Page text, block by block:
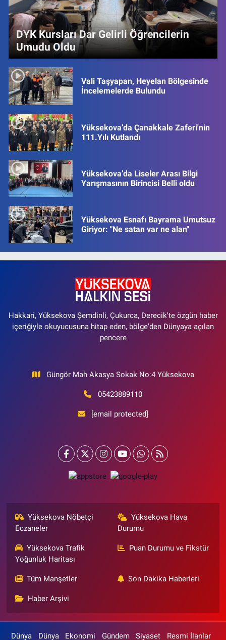
DYK Kursları Dar Gelirli Öğrencilerin
Umudu Oldu
Vali Taşyapan, Heyelan Bölgesinde
İncelemelerde Bulundu
Yüksekova’da Çanakkale Zaferi'nin
111.Yılı Kutlandı
Yüksekova’da Liseler Arası Bilgi
Yarışmasının Birincisi Belli oldu
Yüksekova Esnafı Bayrama Umutsuz
Giriyor: "Ne satan var ne alan"
Hakkari, Yüksekova Şemdinli, Çukurca, Derecik'te özgün haber
içeriğiyle okuyucusuna hitap eden, bölge'den Dünyaya açılan
pencere
Güngör Mah Akasya Sokak No:4 Yüksekova
05423889110
[email protected]
Yüksekova Nöbetçi
Eczaneler
Yüksekova Hava
Durumu
Yüksekova Trafik
Yoğunluk Haritası
Puan Durumu ve Fikstür
Tüm Manşetler Son Dakika Haberleri
Haber Arşivi
Dünya Dünya Ekonomi Gündem Siyaset Resmi İlanlar